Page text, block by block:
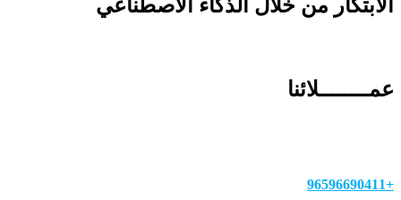
الابتكار من خلال الذكاء الاصطناعي
عمــــــــلائنا
+96596690411